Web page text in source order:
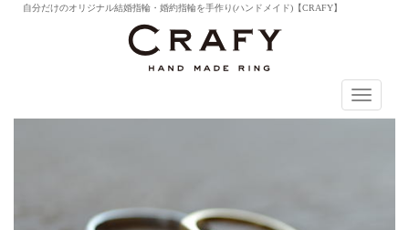
自分だけのオリジナル結婚指輪・婚約指輪を手作り(ハンドメイド)【CRAFY】
T
o